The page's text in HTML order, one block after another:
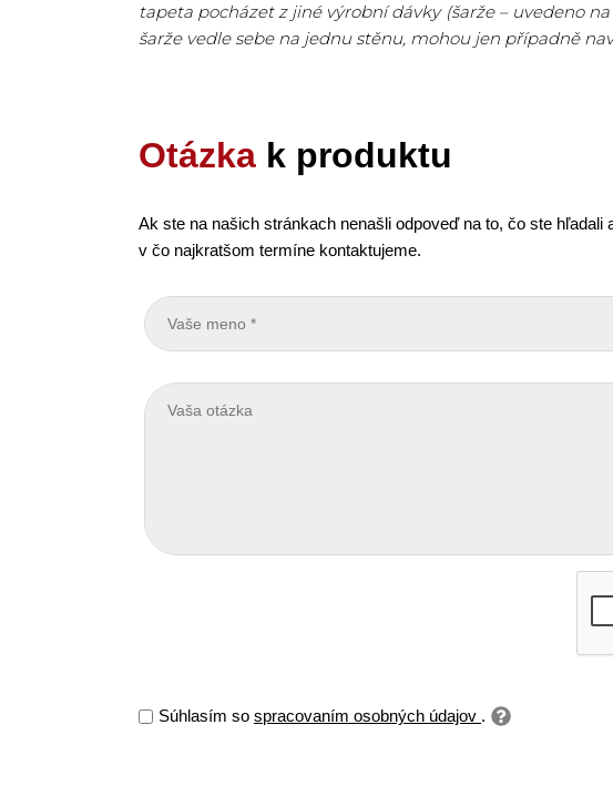
tapeta pocházet z jiné výrobní dávky (šarže – uvedeno
šarže vedle sebe na jednu stěnu, mohou jen případně
Otázka k produktu
Ak ste na našich stránkach nenašli odpoveď na to, čo ste
v čo najkratšom termíne kontaktujeme.
Súhlasím so spracovaním osobných údajov .